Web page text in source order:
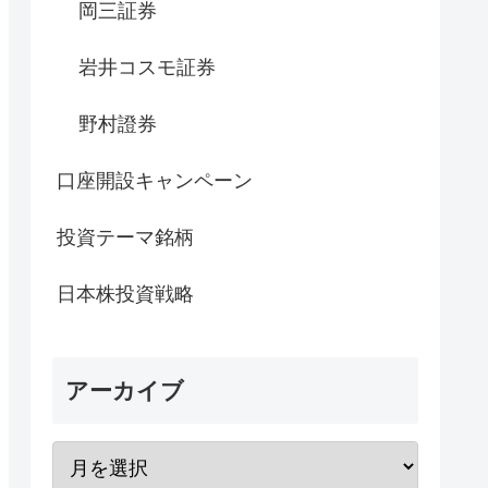
岡三証券
岩井コスモ証券
野村證券
口座開設キャンペーン
投資テーマ銘柄
日本株投資戦略
アーカイブ